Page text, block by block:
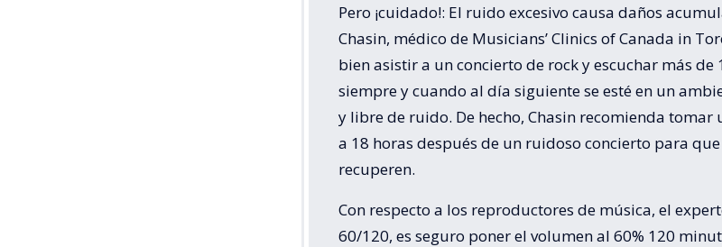
Pero ¡cuidado!: El ruido excesivo causa daños
Chasin, médico de Musicians’ Clinics of Canada in
bien asistir a un concierto de rock y escuchar más de
siempre y cuando al día siguiente se esté en un
y libre de ruido. De hecho, Chasin recomienda tomar
a 18 horas después de un ruidoso concierto para
recuperen.
Con respecto a los reproductores de música, el
60/120, es seguro poner el volumen al 60% 120